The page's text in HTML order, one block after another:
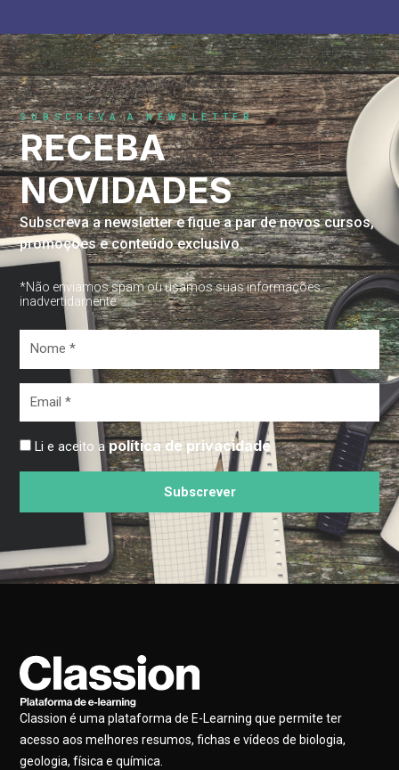
SUBSCREVA A NEWSLETTER
RECEBA
NOVIDADES
Subscreva a newsletter e fique a par de novos cursos,
promoções e conteúdo exclusivo.
*Não enviamos spam ou usamos suas informações
inadvertidamente
Li e aceito apolítica de privacidade
Subscrever
Classion é uma plataforma de E-Learning que permite ter
acesso aos melhores resumos, fichas e vídeos de biologia,
geologia, física e química.